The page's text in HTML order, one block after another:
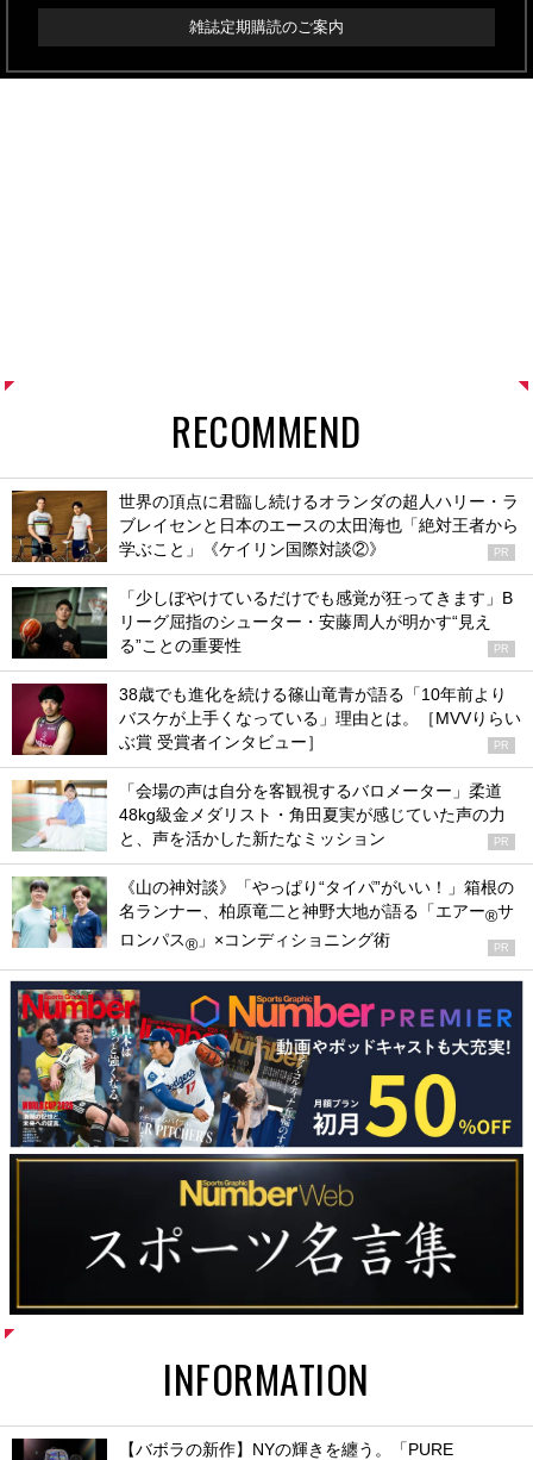
雑誌定期購読のご案内
RECOMMEND
世界の頂点に君臨し続けるオランダの超人ハリー・ラ
ブレイセンと日本のエースの太田海也「絶対王者から
学ぶこと」《ケイリン国際対談②》
PR
「少しぼやけているだけでも感覚が狂ってきます」B
リーグ屈指のシューター・安藤周人が明かす“見え
る”ことの重要性
PR
38歳でも進化を続ける篠山竜青が語る「10年前より
バスケが上手くなっている」理由とは。［MVVりらい
ぶ賞 受賞者インタビュー］
PR
「会場の声は自分を客観視するバロメーター」柔道
48kg級金メダリスト・角田夏実が感じていた声の力
と、声を活かした新たなミッション
PR
《山の神対談》「やっぱり“タイパ”がいい！」箱根の
名ランナー、柏原竜二と神野大地が語る「エアー®サ
ロンパス® 」×コンディショニング術 PR
INFORMATION
【バボラの新作】NYの輝きを纏う。「PURE